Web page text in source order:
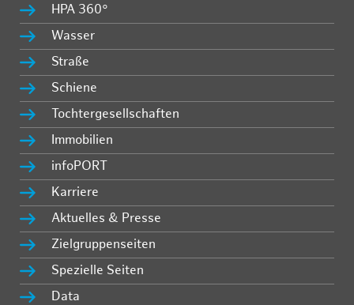
HPA 360°
Wasser
Straße
Schiene
Tochtergesellschaften
Immobilien
infoPORT
Karriere
Aktuelles & Presse
Zielgruppenseiten
Spezielle Seiten
Data